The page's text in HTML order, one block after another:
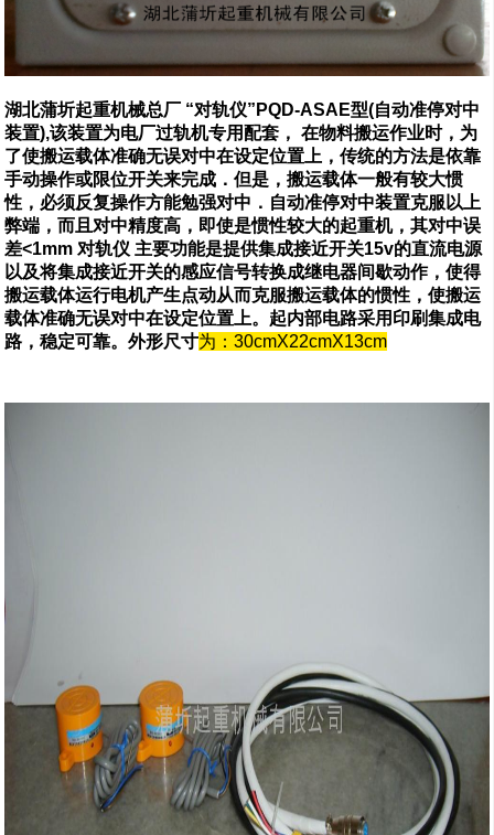
湖北蒲圻起重机械总厂 “对轨仪”PQD-ASAE型(自动准停对中
装置),该装置为电厂过轨机专用配套， 在物料搬运作业时，为
了使搬运载体准确无误对中在设定位置上，传统的方法是依靠
手动操作或限位开关来完成．但是，搬运载体一般有较大惯
性，必须反复操作方能勉强对中．自动准停对中装置克服以上
弊端，而且对中精度高，即使是惯性较大的起重机，其对中误
差<1mm 对轨仪 主要功能是提供集成接近开关15v的直流电源
以及将集成接近开关的感应信号转换成继电器间歇动作，使得
搬运载体运行电机产生点动从而克服搬运载体的惯性，使搬运
载体准确无误对中在设定位置上。起内部电路采用印刷集成电
路，稳定可靠。外形尺寸为：30cmX22cmX13cm